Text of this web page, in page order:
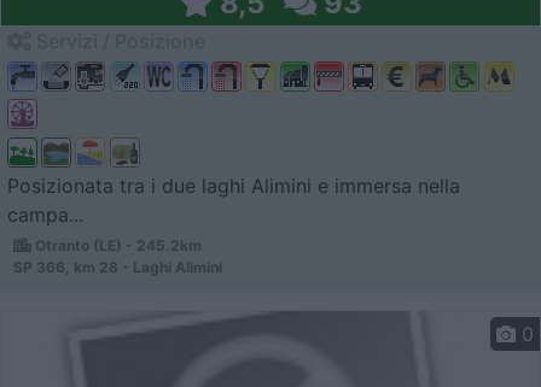
Posizionata tra i due laghi Alimini e immersa nella
campa...
Otranto (LE) - 245.2km
SP 366, km 28 - Laghi Alimini
0